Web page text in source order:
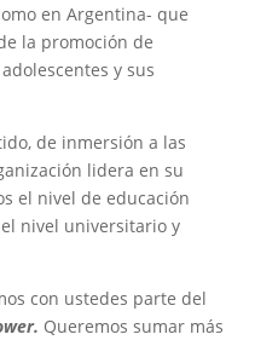
en Argentina- que
la promoción de
y sus
de inmersión a las
lidera en su
el nivel de educación
nivel universitario y
con ustedes parte del
Queremos sumar más